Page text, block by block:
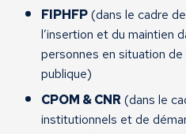
FIPHFP(dans le cadre
l’insertion et du maintien
personnes en situation
publique)
CPOM & CNR (dans le
institutionnels et de